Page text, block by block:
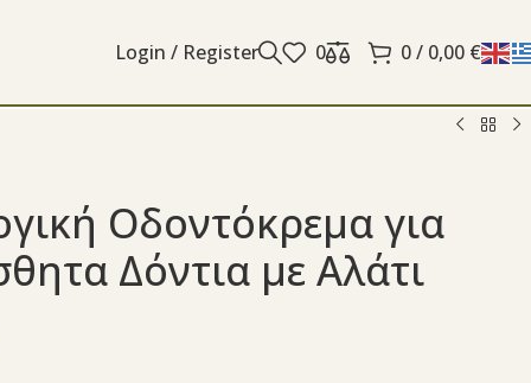
Login / Register 0 0/ 0,00 €
Οδοντόκρεμα για
Δόντια με Αλάτι